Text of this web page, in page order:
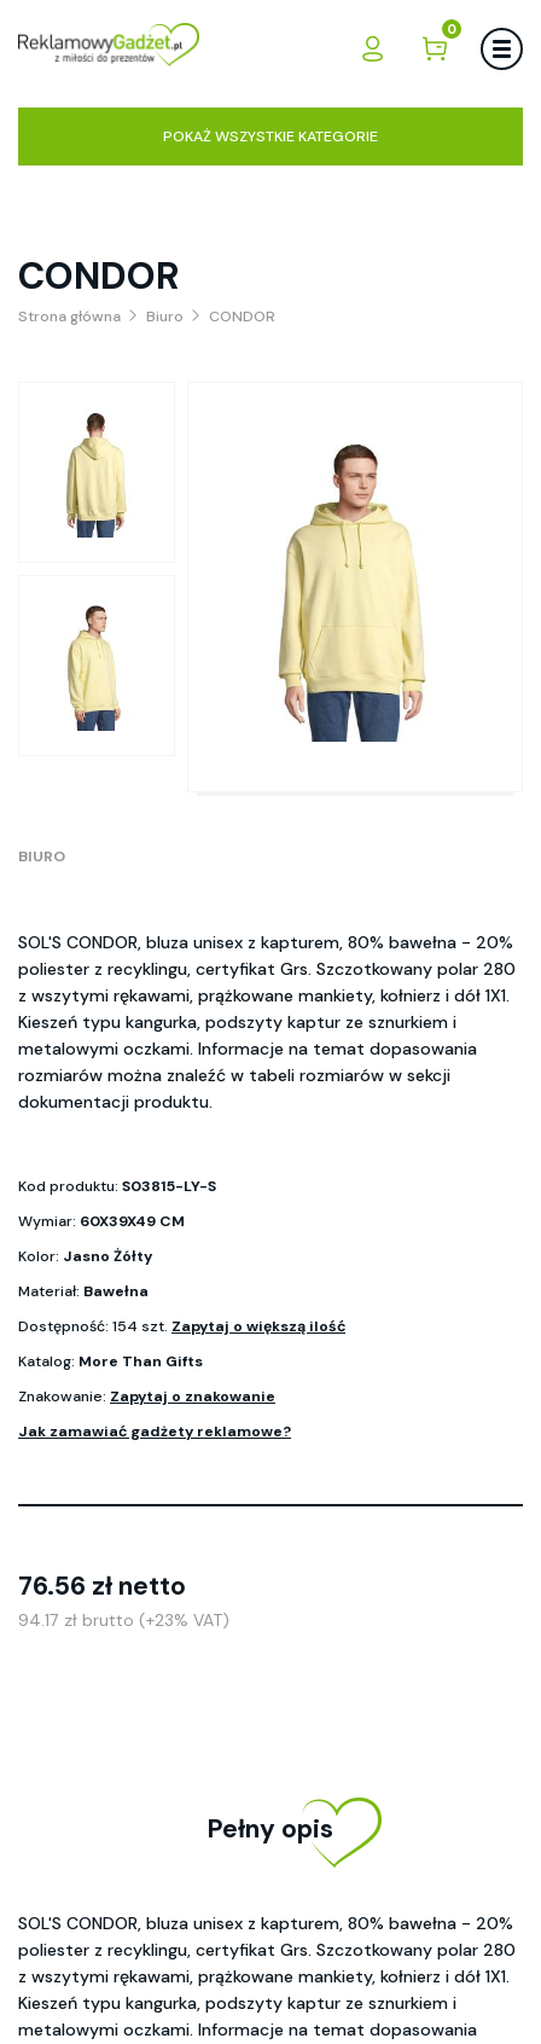
0
POKAŻ WSZYSTKIE KATEGORIE
CONDOR
Strona główna Biuro CONDOR
BIURO
SOL'S CONDOR, bluza unisex z kapturem, 80% bawełna - 20%
poliester z recyklingu, certyfikat Grs. Szczotkowany polar 280
z wszytymi rękawami, prążkowane mankiety, kołnierz i dół 1X1.
Kieszeń typu kangurka, podszyty kaptur ze sznurkiem i
metalowymi oczkami. Informacje na temat dopasowania
rozmiarów można znaleźć w tabeli rozmiarów w sekcji
dokumentacji produktu.
Kod produktu: S03815-LY-S
Wymiar: 60X39X49 CM
Kolor: Jasno Żółty
Materiał: Bawełna
Dostępność: 154 szt. Zapytaj o większą ilość
Katalog: More Than Gifts
Znakowanie: Zapytaj o znakowanie
Jak zamawiać gadżety reklamowe?
76.56 zł netto
94.17 zł brutto (+23% VAT)
Pełny opis
SOL'S CONDOR, bluza unisex z kapturem, 80% bawełna - 20%
poliester z recyklingu, certyfikat Grs. Szczotkowany polar 280
z wszytymi rękawami, prążkowane mankiety, kołnierz i dół 1X1.
Kieszeń typu kangurka, podszyty kaptur ze sznurkiem i
metalowymi oczkami. Informacje na temat dopasowania